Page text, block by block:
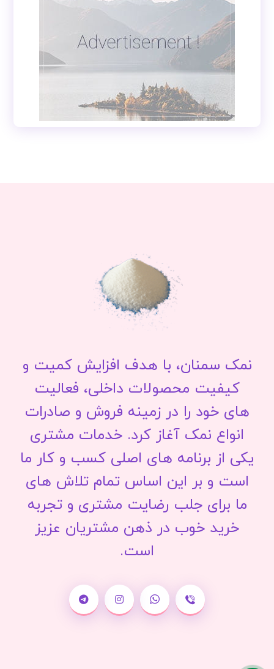
نمک سمنان، با هدف افزایش کمیت و
کیفیت محصولات داخلی، فعالیت
های خود را در زمینه فروش و صادرات
انواع نمک آغاز کرد. خدمات مشتری
یکی از برنامه های اصلی کسب و کار ما
است و بر این اساس تمام تلاش های
ما برای جلب رضایت مشتری و تجربه
خرید خوب در ذهن مشتریان عزیز
است.